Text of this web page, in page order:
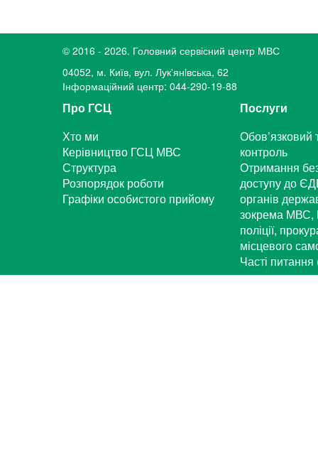
© 2016 - 2026. Головний сервісний центр МВС
04052, м. Київ, вул. Лук'янiвська, 62
Інформаційний центр: 044-290-19-88
Про ГСЦ
Хто ми
Керівництво ГСЦ МВС
Структура
Розпорядок роботи
Графіки особистого прийому
Послуги
Обов’язковий
контроль
Отримання
доступу до
органів
зокрема МВС,
поліції,
місцевого
Часті питання